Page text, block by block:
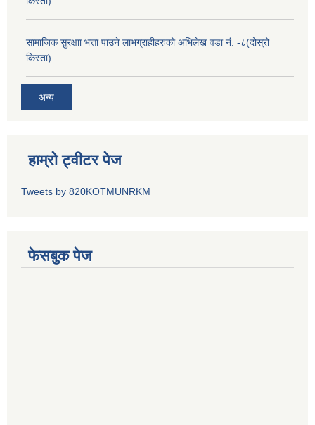
सामाजिक सुरक्षाा भत्ता पाउने लाभग्राहीहरुको अभिलेख वडा नं. -८(दोस्रो
किस्ता)
अन्य
हाम्रो ट्वीटर पेज
Tweets by 820KOTMUNRKM
फेसबुक पेज